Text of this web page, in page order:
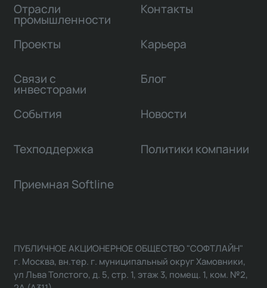
Отрасли
промышленности
Проекты
Связи с
инвесторами
Контакты
Карьера
Блог
События Новости
Техподдержка Политики компании
Приемная Softline
ПУБЛИЧНОЕ АКЦИОНЕРНОЕ ОБЩЕСТВО "СОФТЛАЙН"
г. Москва, вн.тер. г. муниципальный округ Хамовники,
ул Льва Толстого, д. 5, стр. 1, этаж 3, помещ. 1, ком. №2,